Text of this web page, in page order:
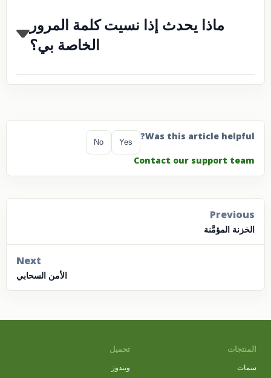
ماذا يحدث إذا نسيت كلمة المرور
الخاصة بي؟
Was this article helpful?
Yes
No
Contact our support team
Previous
الخزنة المؤمَّنة
Next
الأمن السحابي
المنتجات
سمات
تحميل
ويندوز